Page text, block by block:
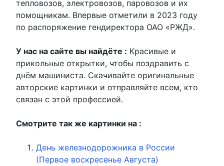
тепловозов, электровозов, паровозов и их
помощникам. Впервые отметили в 2023 году
по распоряжение гендиректора ОАО «РЖД».
У нас на сайте вы найдёте : Красивые и
прикольные открытки, чтобы поздравить с
днём машиниста. Скачивайте оригинальные
авторские картинки и отправляйте всем, кто
связан с этой профессией.
Смотрите так же картинки на :
День железнодорожника в России
(Первое воскресенье Августа)